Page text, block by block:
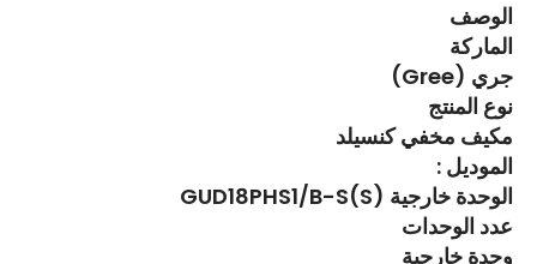
الوصف
الماركة
جري (Gree)
نوع المنتج
مكيف مخفي كنسيلد
الموديل :
الوحدة خارجية GUD18PHS1/B-S(S)
عدد الوحدات
وحدة خارجية